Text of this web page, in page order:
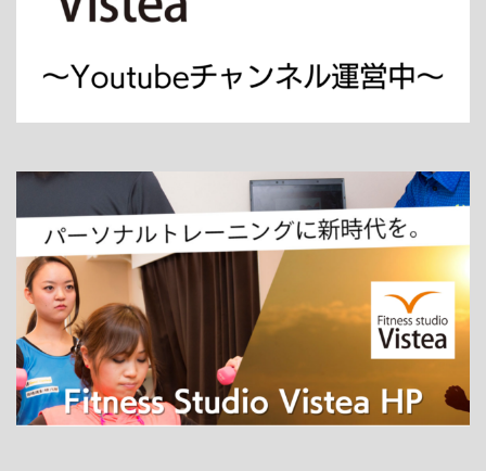
ホーム
パーソナルトレーニング
ダイエット